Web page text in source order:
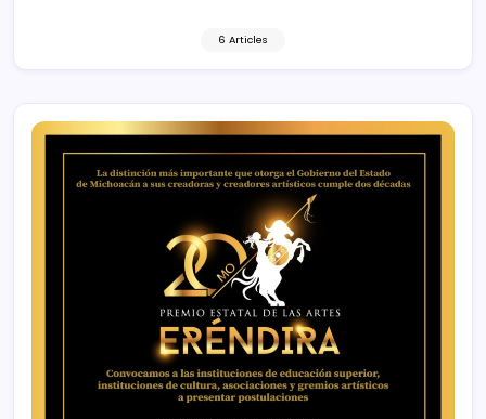
6 Articles